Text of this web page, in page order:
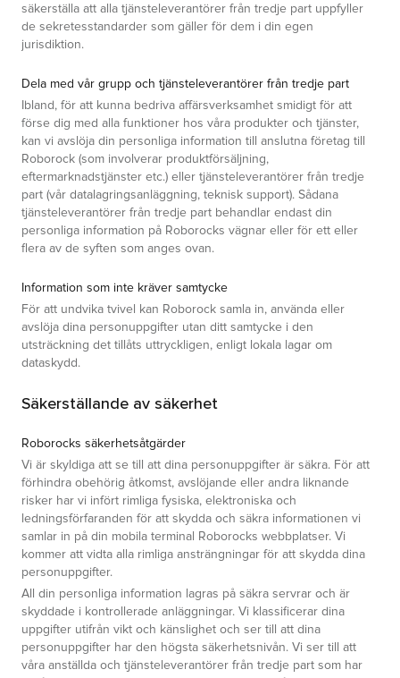
säkerställa att alla tjänsteleverantörer från tredje part uppfyller
de sekretesstandarder som gäller för dem i din egen
jurisdiktion.
Dela med vår grupp och tjänsteleverantörer från tredje part
Ibland, för att kunna bedriva affärsverksamhet smidigt för att
förse dig med alla funktioner hos våra produkter och tjänster,
kan vi avslöja din personliga information till anslutna företag till
Roborock (som involverar produktförsäljning,
eftermarknadstjänster etc.) eller tjänsteleverantörer från tredje
part (vår datalagringsanläggning, teknisk support). Sådana
tjänsteleverantörer från tredje part behandlar endast din
personliga information på Roborocks vägnar eller för ett eller
flera av de syften som anges ovan.
Information som inte kräver samtycke
För att undvika tvivel kan Roborock samla in, använda eller
avslöja dina personuppgifter utan ditt samtycke i den
utsträckning det tillåts uttryckligen, enligt lokala lagar om
dataskydd.
Säkerställande av säkerhet
Roborocks säkerhetsåtgärder
Vi är skyldiga att se till att dina personuppgifter är säkra. För att
förhindra obehörig åtkomst, avslöjande eller andra liknande
risker har vi infört rimliga fysiska, elektroniska och
ledningsförfaranden för att skydda och säkra informationen vi
samlar in på din mobila terminal Roborocks webbplatser. Vi
kommer att vidta alla rimliga ansträngningar för att skydda dina
personuppgifter.
All din personliga information lagras på säkra servrar och är
skyddade i kontrollerade anläggningar. Vi klassificerar dina
uppgifter utifrån vikt och känslighet och ser till att dina
personuppgifter har den högsta säkerhetsnivån. Vi ser till att
våra anställda och tjänsteleverantörer från tredje part som har